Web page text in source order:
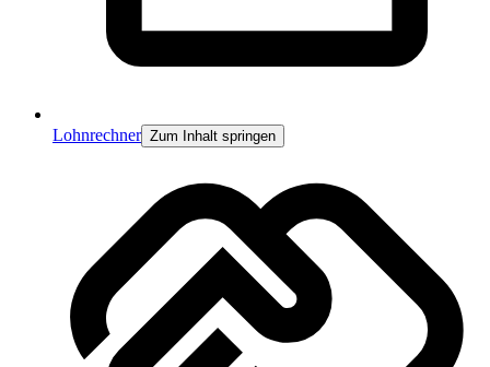
Lohnrechner Zum Inhalt springen